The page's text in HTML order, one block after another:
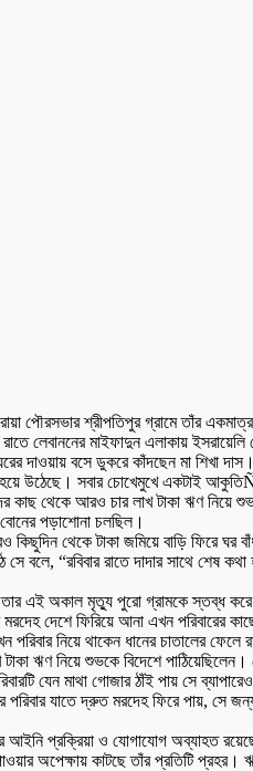
পৌরসভার শ্রীপতিপুর গ্রামে তাঁর
লেবাননের মাইফাদুন এলাকায়
দাওয়ায় বসে ডুকরে কাঁদছেন মা শিখা
উঠেছে। সবার চোখেমুখে একটাই
থেকে আরও চার লাখ টাকা ঋণ নিয়ে
পড়াশোনা চলছিল।
কিছুদিন থেকে টাকা জমিয়ে বাড়ি
বলে, “রবিবার রাতে দাদার সাথে
তার এই অকাল মৃত্যু পুরো গ্রামকে স্তব্ধ করে
দেশে ফিরিয়ে আনা এখন পরিবারের
নিয়ে থাকেন ধানের চাতালের
ঋণ নিয়ে শুভকে বিদেশে
যেন মাথা গোজার ঠাঁই পায় সে
যাতে দ্রুত মরদেহ ফিরে পায়, সে
আইনি প্রক্রিয়া ও যোগাযোগ অব্যাহত
অপেক্ষায় কাটছে তাঁর প্রতিটি